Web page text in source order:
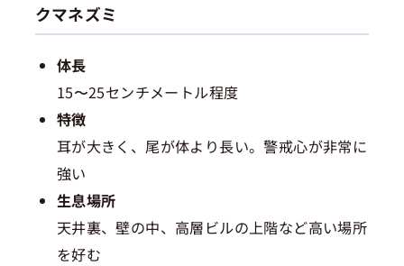
クマネズミ
体長
15〜25センチメートル程度
特徴
耳が大きく、尾が体より長い。警戒心が非常に
強い
生息場所
天井裏、壁の中、高層ビルの上階など高い場所
を好む